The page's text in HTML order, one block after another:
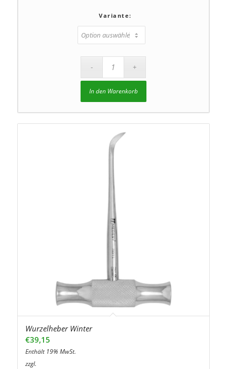
Variante:
In den Warenkorb
Wurzelheber Winter
€39,15
Enthält 19% MwSt.
zzgl.